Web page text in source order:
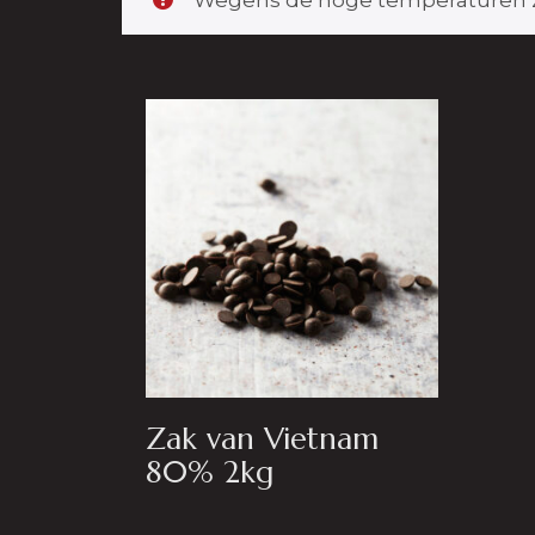
Zak van Vietnam
80% 2kg